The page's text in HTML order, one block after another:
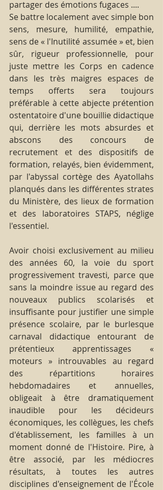
partager des émotions fugaces ....
Se battre localement avec simple bon
sens, mesure, humilité, empathie,
sens de « l'Inutilité assumée » et, bien
sûr, rigueur professionnelle, pour
juste mettre les Corps en cadence
dans les très maigres espaces de
temps offerts sera toujours
préférable à cette abjecte prétention
ostentatoire d'une bouillie didactique
qui, derrière les mots absurdes et
abscons des concours de
recrutement et des dispositifs de
formation, relayés, bien évidemment,
par l'abyssal cortège des Ayatollahs
planqués dans les différentes strates
du Ministère, des lieux de formation
et des laboratoires STAPS, néglige
l'essentiel.
Avoir choisi exclusivement au milieu
des années 60, la voie du sport
progressivement travesti, parce que
sans la moindre issue au regard des
nouveaux publics scolarisés et
insuffisante pour justifier une simple
présence scolaire, par le burlesque
carnaval didactique entourant de
prétentieux apprentissages «
moteurs » introuvables au regard
des répartitions horaires
hebdomadaires et annuelles,
obligeait à être dramatiquement
inaudible pour les décideurs
économiques, les collègues, les chefs
d'établissement, les familles à un
moment donné de l'Histoire. Pire, à
être associé, par les médiocres
résultats, à toutes les autres
disciplines d'enseignement de l'École